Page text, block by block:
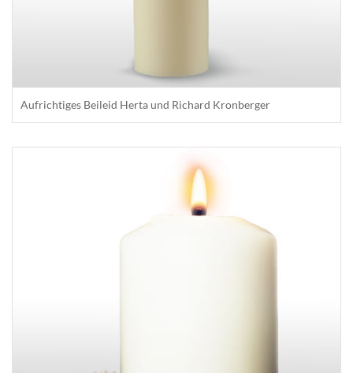
Aufrichtiges Beileid Herta und Richard Kronberger